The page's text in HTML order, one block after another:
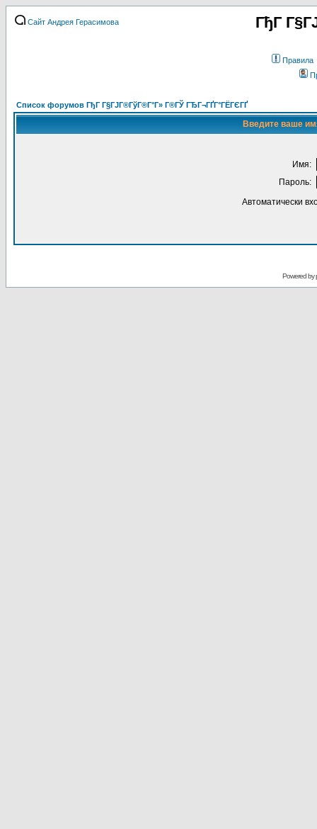
Сайт Андрея Герасимова ГђГ
Правила
Список форумов ГђГ Г§ГЈГ®ГўГ®Г°Г» Г®ГЎ ГЂГ¬ГҐГ°ГЁГЄГҐ
Введите ваше
Имя:
Пароль:
Автоматически
Powered by